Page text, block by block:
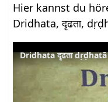
Hier kannst du
Dridhata, दृढता,
Dridhata दृढता